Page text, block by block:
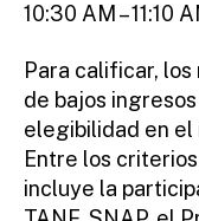
10:30 AM – 11:10
Para calificar,
de bajos
elegibilidad en el
Entre los
incluye la